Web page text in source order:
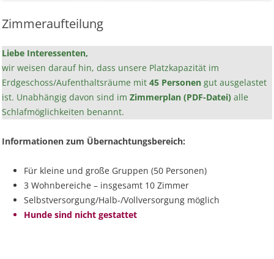
Zimmeraufteilung
Liebe Interessenten,
wir weisen darauf hin, dass unsere Platzkapazität im
Erdgeschoss/Aufenthaltsräume mit 45 Personengut ausgelastet
ist. Unabhängig davon sind im Zimmerplan (PDF-Datei) alle
Schlafmöglichkeiten benannt.
Informationen zum Übernachtungsbereich:
Für kleine und große Gruppen (50 Personen)
3 Wohnbereiche – insgesamt 10 Zimmer
Selbstversorgung/Halb-/Vollversorgung möglich
Hunde sind nicht gestattet